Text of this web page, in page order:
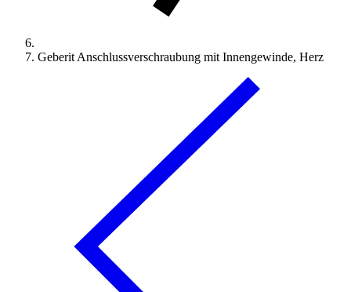
Geberit Anschlussverschraubung mit Innengewinde, Herz